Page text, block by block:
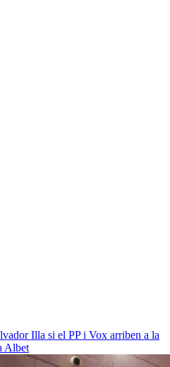
Illa si el PP i Vox arriben a la
Albet